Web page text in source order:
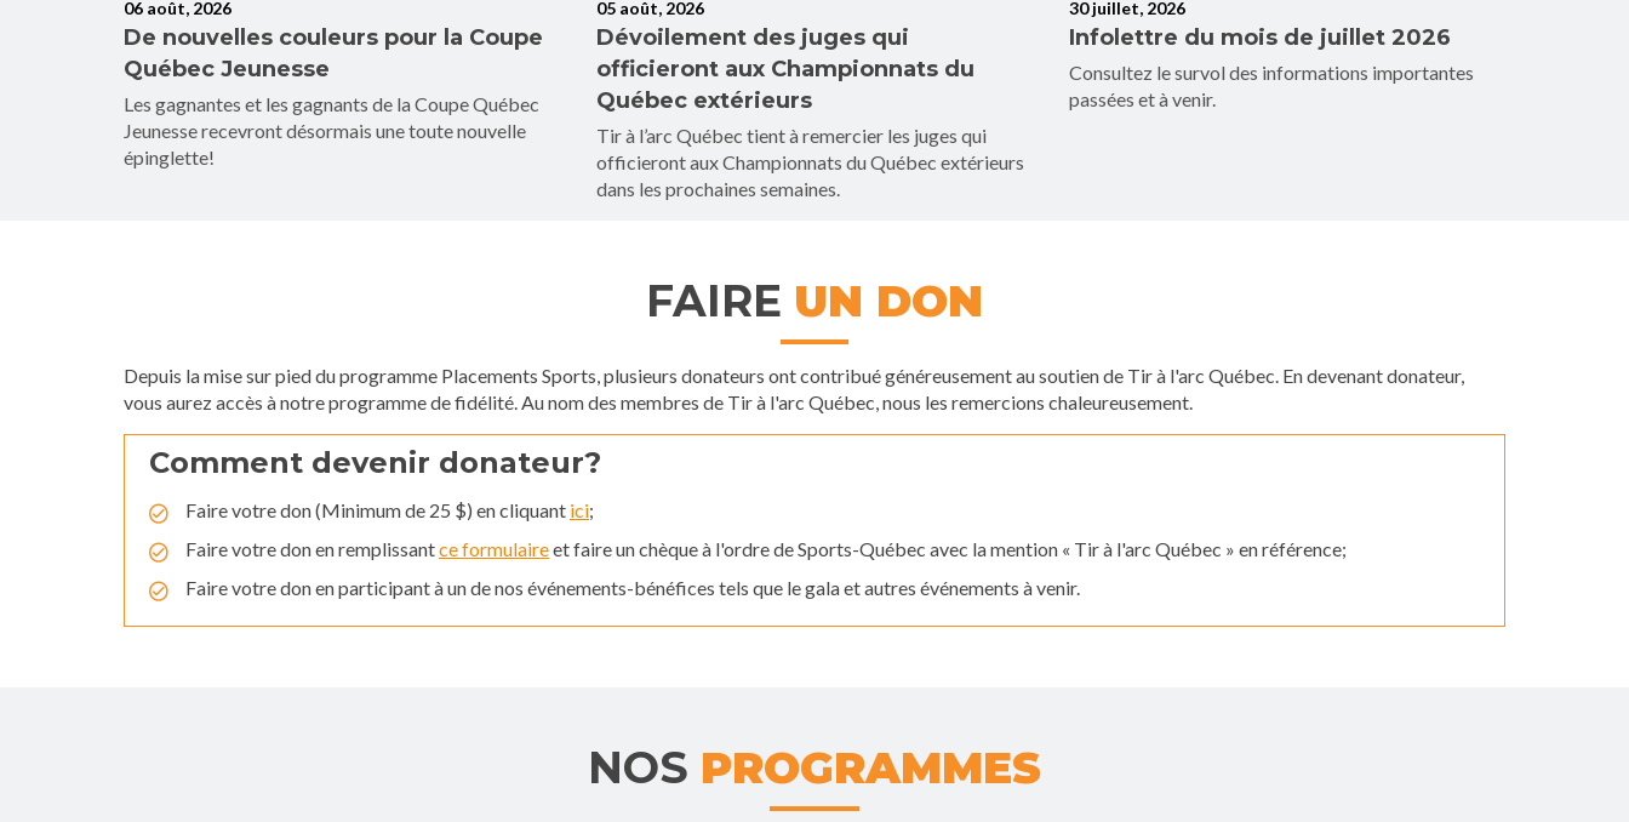
06 août, 2026
De nouvelles couleurs pour la Coupe
Québec Jeunesse
Les gagnantes et les gagnants de la Coupe Québec
Jeunesse recevront désormais une toute nouvelle
épinglette!
05 août, 2026
Dévoilement des juges qui
officieront aux Championnats du
Québec extérieurs
Tir à l’arc Québec tient à remercier les juges qui
officieront aux Championnats du Québec extérieurs
dans les prochaines semaines.
30 juillet, 2026
Infolettre du mois de juillet 2026
Consultez le survol des informations importantes
passées et à venir.
FAIRE UN DON
Depuis la mise sur pied du programme Placements Sports, plusieurs donateurs ont contribué généreusement au soutien de Tir à l'arc Québec. En devenant donateur,
vous aurez accès à notre programme de fidélité. Au nom des membres de Tir à l'arc Québec, nous les remercions chaleureusement.
Comment devenir donateur?
Faire votre don (Minimum de 25 $) en cliquant ici;
Faire votre don en remplissantce formulaireet faire un chèque à l'ordre de Sports-Québec avec la mention « Tir à l'arc Québec » en référence;
Faire votre don en participant à un de nos événements-bénéfices tels que le gala et autres événements à venir.
NOS PROGRAMMES